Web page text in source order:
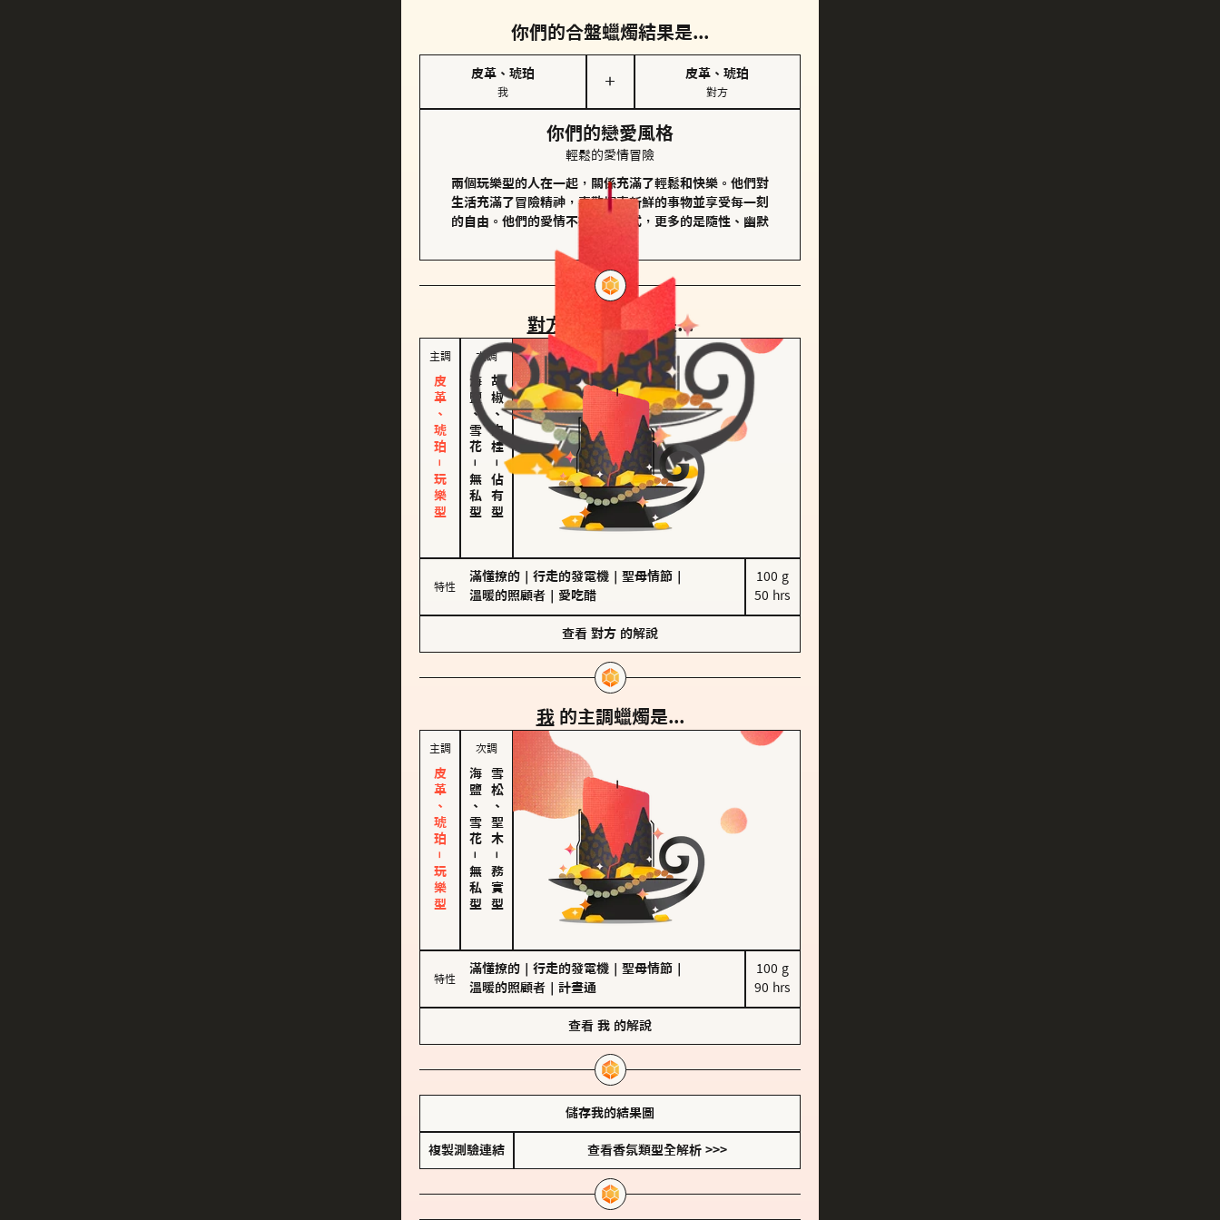
你們的合盤蠟燭結果是...
皮革、琥珀
我
＋
皮革、琥珀
對方
你們的戀愛風格
輕鬆的愛情冒險
兩個玩樂型的人在一起，關係充滿了輕鬆和快樂。他們對
生活充滿了冒險精神，喜歡探索新鮮的事物並享受每一刻
的自由。他們的愛情不拘泥於形式，更多的是隨性、幽默
對方 的主調蠟燭是...
主調
皮革、琥珀－玩樂型
次調
海鹽、雪花
－
無私型
胡椒、肉桂
－
佔有型
特性
滿懂撩的 行走的發電機 聖母情節
溫暖的照顧者
愛吃醋
100 g
50 hrs
查看 對方 的解說
我 的主調蠟燭是...
主調
皮革、琥珀－玩樂型
次調
海鹽、雪花
－
無私型
雪松、聖木
－
務實型
特性
滿懂撩的 行走的發電機 聖母情節
溫暖的照顧者
計畫通
100 g
90 hrs
查看 我 的解說
儲存我的結果圖
複製測驗連結 查看香氛類型全解析 >>>